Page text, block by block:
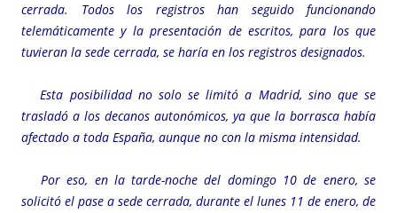
cerrada. Todos los registros han seguido funcionando
telemáticamente y la presentación de escritos, para los que
tuvieran la sede cerrada, se haría en los registros designados.
Esta posibilidad no solo se limitó a Madrid, sino que se
trasladó a los decanos autonómicos, ya que la borrasca había
afectado a toda España, aunque no con la misma intensidad.
Por eso, en la tarde-noche del domingo 10 de enero, se
solicitó el pase a sede cerrada, durante el lunes 11 de enero, de